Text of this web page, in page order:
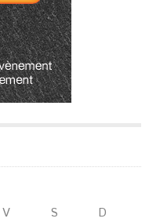
V S
D